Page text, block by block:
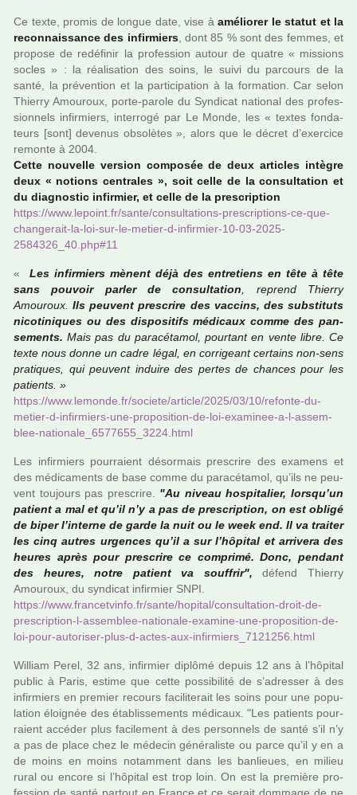
Ce texte, promis de longue date, vise à amé­lio­rer le statut et la
reconnais­sance des infir­miers, dont 85 % sont des femmes, et
pro­pose de redé­fi­nir la pro­fes­sion autour de quatre « mis­sions
socles » : la réa­li­sa­tion des soins, le suivi du par­cours de la
santé, la pré­ven­tion et la par­ti­ci­pa­tion à la for­ma­tion. Car selon
Thierry Amouroux, porte-parole du Syndicat natio­nal des pro­fes­
sion­nels infir­miers, inter­rogé par Le Monde, les « textes fon­da­
teurs [sont] deve­nus obso­lè­tes », alors que le décret d’exer­cice
remonte à 2004.
Cette nou­velle ver­sion com­po­sée de deux arti­cles intè­gre
deux « notions cen­tra­les », soit celle de la consul­ta­tion et
du diag­nos­tic infir­mier, et celle de la pres­crip­tion
https://www.lepoint.fr/sante/consul­ta­tions-pres­crip­tions-ce-que-
chan­ge­rait-la-loi-sur-le-metier-d-infir­mier-10-03-2025-
2584326_40.php#11
«
Les infir­miers mènent déjà des entre­tiens en tête à tête
sans pou­voir parler de consul­ta­tion , reprend Thierry
Amouroux.Ils peu­vent pres­crire des vac­cins, des sub­sti­tuts
nico­ti­ni­ques ou des dis­po­si­tifs médi­caux comme des pan­
se­ments. Mais pas du para­cé­ta­mol, pour­tant en vente libre. Ce
texte nous donne un cadre légal, en cor­ri­geant cer­tains non-sens
pra­ti­ques, qui peu­vent induire des pertes de chan­ces pour les
patients. »
https://www.lemonde.fr/societe/arti­cle/2025/03/10/refonte-du-
metier-d-infir­miers-une-pro­po­si­tion-de-loi-exa­mi­nee-a-l-assem­
blee-natio­nale_6577655_3224.html
Les infir­miers pour­raient désor­mais pres­crire des exa­mens et
des médi­ca­ments de base comme du para­cé­ta­mol, qu’ils ne peu­
vent tou­jours pas pres­crire. "Au niveau hos­pi­ta­lier, lorsqu’un
patient a mal et qu’il n’y a pas de pres­crip­tion, on est obligé
de biper l’interne de garde la nuit ou le week end. Il va trai­ter
les cinq autres urgen­ces qu’il a sur l’hôpi­tal et arri­vera des
heures après pour pres­crire ce com­primé. Donc, pen­dant
des heures, notre patient va souf­frir",
défend Thierry
Amouroux, du syn­di­cat infir­mier SNPI.
https://www.fran­cet­vinfo.fr/sante/hopi­tal/consul­ta­tion-droit-de-
pres­crip­tion-l-assem­blee-natio­nale-exa­mine-une-pro­po­si­tion-de-
loi-pour-auto­ri­ser-plus-d-actes-aux-infir­miers_7121256.html
William Perel, 32 ans, infir­mier diplômé depuis 12 ans à l’hôpi­tal
public à Paris, estime que cette pos­si­bi­lité de s’adres­ser à des
infir­miers en pre­mier recours faci­li­te­rait les soins pour une popu­
la­tion éloignée des établissements médi­caux. "Les patients pour­
raient accé­der plus faci­le­ment à des per­son­nels de santé s’il n’y
a pas de place chez le méde­cin géné­ra­liste ou parce qu’il y en a
de moins en moins notam­ment dans les ban­lieues, en milieu
rural ou encore si l’hôpi­tal est trop loin. On est la pre­mière pro­